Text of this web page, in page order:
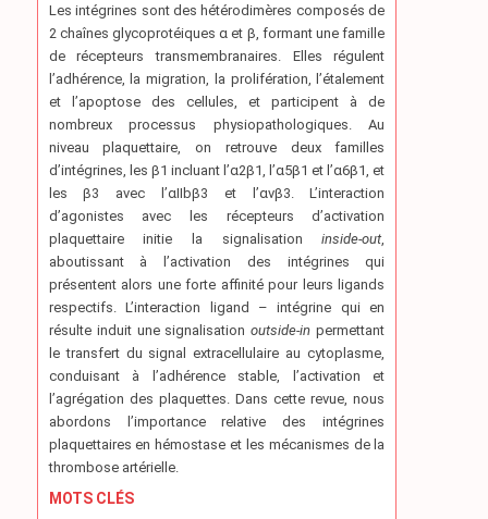
Les intégrines sont des hétérodimères composés de
2 chaînes glycoprotéiques α et β, formant une famille
de récepteurs transmembranaires. Elles régulent
l’adhérence, la migration, la prolifération, l’étalement
et l’apoptose des cellules, et participent à de
nombreux processus physiopathologiques. Au
niveau plaquettaire, on retrouve deux familles
d’intégrines, les β1 incluant l’α2β1, l’α5β1 et l’α6β1, et
les β3 avec l’αIIbβ3 et l’αvβ3. L’interaction
d’agonistes avec les récepteurs d’activation
plaquettaire initie la signalisationinside-out
aboutissant à l’activation des intégrines qui
présentent alors une forte affinité pour leurs ligands
respectifs. L’interaction ligand – intégrine qui en
résulte induit une signalisationoutside-in permettant
le transfert du signal extracellulaire au cytoplasme,
conduisant à l’adhérence stable, l’activation et
l’agrégation des plaquettes. Dans cette revue, nous
abordons l’importance relative des intégrines
plaquettaires en hémostase et les mécanismes de la
thrombose artérielle.
MOTS CLÉS